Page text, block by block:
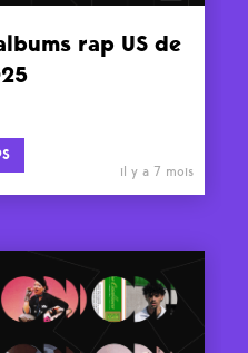
rap US de
il y a 7 mois